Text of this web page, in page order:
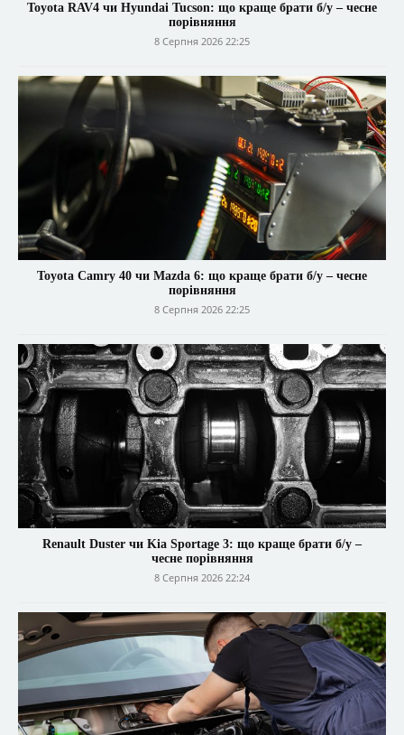
Toyota RAV4 чи Hyundai Tucson: що краще брати б/у – чесне
порівняння
8 Серпня 2026 22:25
Toyota Camry 40 чи Mazda 6: що краще брати б/у – чесне
порівняння
8 Серпня 2026 22:25
Renault Duster чи Kia Sportage 3: що краще брати б/у –
чесне порівняння
8 Серпня 2026 22:24